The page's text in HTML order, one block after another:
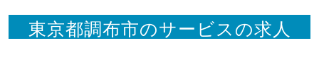
東京都調布市のサービスの求人